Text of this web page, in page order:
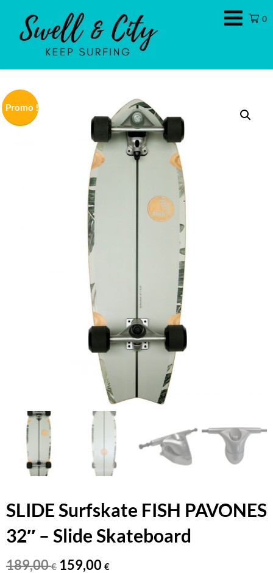
0
Promo !
SLIDE Surfskate FISH PAVONES
32″ – Slide Skateboard
189,00€ 159,00 €